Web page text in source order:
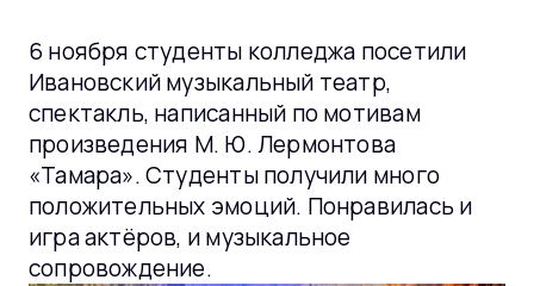
6 ноября студенты колледжа посетили
Ивановский музыкальный театр,
спектакль, написанный по мотивам
произведения М. Ю. Лермонтова
«Тамара». Студенты получили много
положительных эмоций. Понравилась и
игра актёров, и музыкальное
сопровождение.